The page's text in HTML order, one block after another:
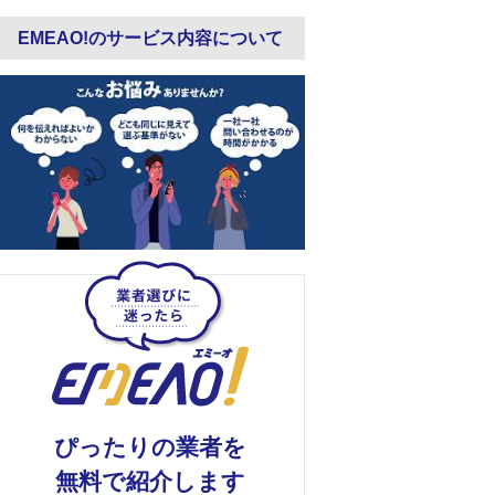
EMEAO!のサービス内容について
ぴったりの業者を
無料で紹介します